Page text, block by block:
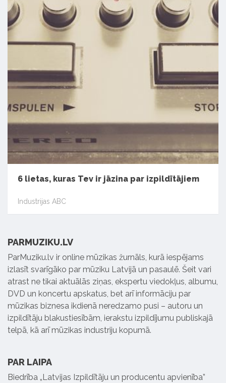
6 lietas, kuras Tev ir jāzina par izpildītājiem
Industrijas ABC
PARMUZIKU.LV
ParMuziku.lv ir online mūzikas žurnāls, kurā iespējams
izlasīt svarīgāko par mūziku Latvijā un pasaulē. Šeit vari
atrast ne tikai aktuālās ziņas, ekspertu viedokļus, albumu,
DVD un koncertu apskatus, bet arī informāciju par
mūzikas biznesa ikdienā neredzamo pusi – autoru un
izpildītāju blakustiesībām, ierakstu izpildījumu publiskajā
telpā, kā arī mūzikas industriju kopumā.
PAR LAIPA
Biedrība „Latvijas Izpildītāju un producentu apvienība”